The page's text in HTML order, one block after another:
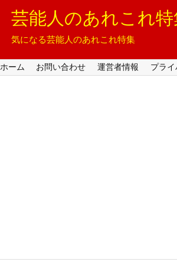
芸能人のあれこれ特
気になる芸能人のあれこれ特集
ホーム お問い合わせ 運営者情報 プラ